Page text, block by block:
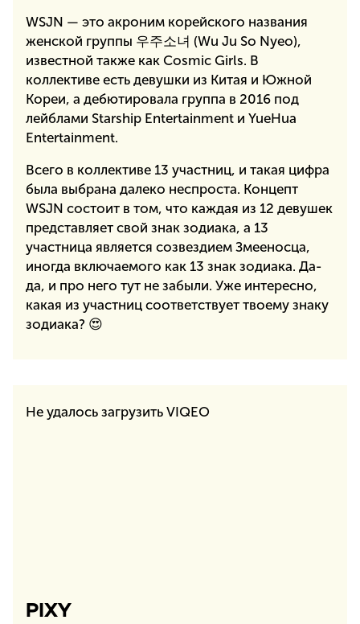
WSJN — это акроним корейского названия
женской группы 우주소녀 (Wu Ju So Nyeo),
известной также как Cosmic Girls. В
коллективе есть девушки из Китая и Южной
Кореи, а дебютировала группа в 2016 под
лейблами Starship Entertainment и YueHua
Entertainment.
Всего в коллективе 13 участниц, и такая цифра
была выбрана далеко неспроста. Концепт
WSJN состоит в том, что каждая из 12 девушек
представляет свой знак зодиака, а 13
участница является созвездием Змееносца,
иногда включаемого как 13 знак зодиака. Да-
да, и про него тут не забыли. Уже интересно,
какая из участниц соответствует твоему знаку
зодиака? 😍
Не удалось загрузить VIQEO
PIXY